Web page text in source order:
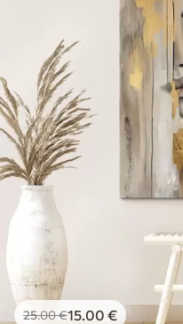
25.00€15.00 €